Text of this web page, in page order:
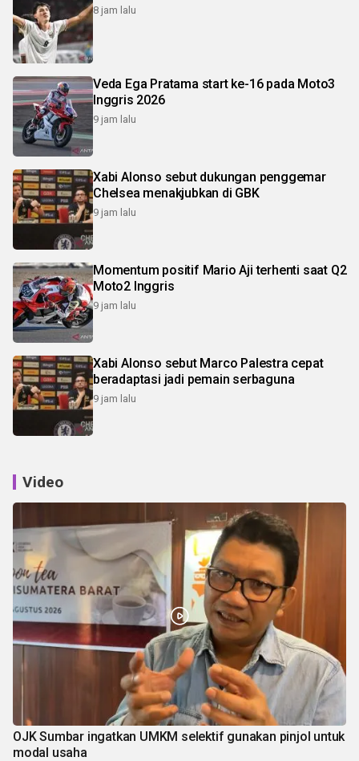
8 jam lalu
Veda Ega Pratama start ke-16 pada Moto3
Inggris 2026
9 jam lalu
Xabi Alonso sebut dukungan penggemar
Chelsea menakjubkan di GBK
9 jam lalu
Momentum positif Mario Aji terhenti saat Q2
Moto2 Inggris
9 jam lalu
Xabi Alonso sebut Marco Palestra cepat
beradaptasi jadi pemain serbaguna
9 jam lalu
Video
OJK Sumbar ingatkan UMKM selektif gunakan pinjol untuk
modal usaha